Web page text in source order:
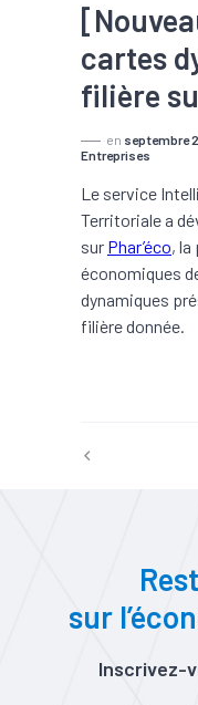
cartes
filière
en septembre
Entreprises
Le service
Territoriale a
sur Phar’éco, la
économiques
dynamiques
filière donnée.
sur
Inscrivez-